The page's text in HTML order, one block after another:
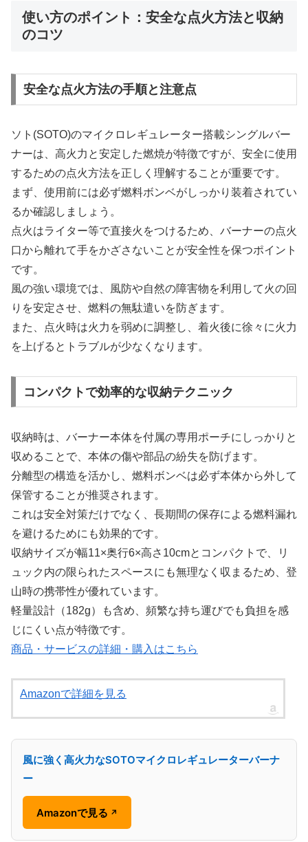
使い方のポイント：安全な点火方法と収納
のコツ
安全な点火方法の手順と注意点
ソト(SOTO)のマイクロレギュレーター搭載シングルバー
ナーは、高火力と安定した燃焼が特徴ですが、安全に使用
するための点火方法を正しく理解することが重要です。
まず、使用前には必ず燃料ボンベがしっかり装着されてい
るか確認しましょう。
点火はライター等で直接火をつけるため、バーナーの点火
口から離れて手をかざさないことが安全性を保つポイント
です。
風の強い環境では、風防や自然の障害物を利用して火の回
りを安定させ、燃料の無駄遣いを防ぎます。
また、点火時は火力を弱めに調整し、着火後に徐々に火力
を上げるとトラブルが少なくなります。
コンパクトで効率的な収納テクニック
収納時は、バーナー本体を付属の専用ポーチにしっかりと
収めることで、本体の傷や部品の紛失を防げます。
分離型の構造を活かし、燃料ボンベは必ず本体から外して
保管することが推奨されます。
これは安全対策だけでなく、長期間の保存による燃料漏れ
を避けるためにも効果的です。
収納サイズが幅11×奥行6×高さ10cmとコンパクトで、リ
ュック内の限られたスペースにも無理なく収まるため、登
山時の携帯性が優れています。
軽量設計（182g）も含め、頻繁な持ち運びでも負担を感
じにくい点が特徴です。
商品・サービスの詳細・購入はこちら
Amazonで詳細を見る
風に強く高火力なSOTOマイクロレギュレーターバーナ
ー
Amazonで見る ↗